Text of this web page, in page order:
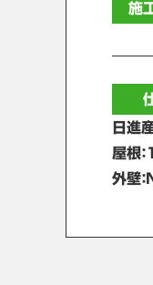
施
日進
屋根
外壁